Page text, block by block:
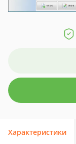
Характеристики